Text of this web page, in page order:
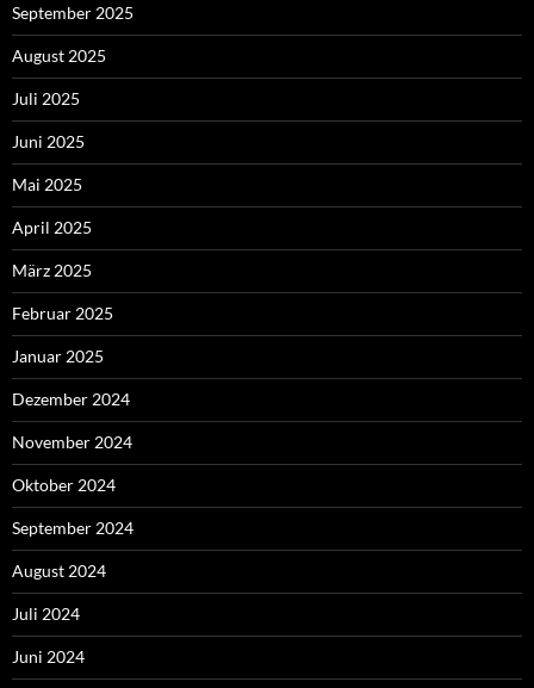
September 2025
August 2025
Juli 2025
Juni 2025
Mai 2025
April 2025
März 2025
Februar 2025
Januar 2025
Dezember 2024
November 2024
Oktober 2024
September 2024
August 2024
Juli 2024
Juni 2024